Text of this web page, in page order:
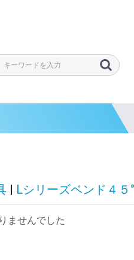
| Lシリーズベンド４
ませんでした